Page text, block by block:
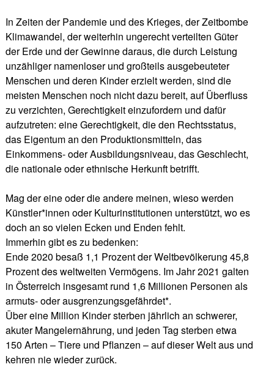
In Zeiten der Pandemie und des Krieges, der Zeitbombe
Klimawandel, der weiterhin ungerecht verteilten Güter
der Erde und der Gewinne daraus, die durch Leistung
unzähliger namenloser und großteils ausgebeuteter
Menschen und deren Kinder erzielt werden, sind die
meisten Menschen noch nicht dazu bereit, auf Überfluss
zu verzichten, Gerechtigkeit einzufordern und dafür
aufzutreten: eine Gerechtigkeit, die den Rechtsstatus,
das Eigentum an den Produktionsmitteln, das
Einkommens- oder Ausbildungsniveau, das Geschlecht,
die nationale oder ethnische Herkunft betrifft.
Mag der eine oder die andere meinen, wieso werden
Künstler*innen oder Kulturinstitutionen unterstützt, wo es
doch an so vielen Ecken und Enden fehlt.
Immerhin gibt es zu bedenken:
Ende 2020 besaß 1,1 Prozent der Weltbevölkerung 45,8
Prozent des weltweiten Vermögens. Im Jahr 2021 galten
in Österreich insgesamt rund 1,6 Millionen Personen als
armuts- oder ausgrenzungsgefährdet*.
Über eine Million Kinder sterben jährlich an schwerer,
akuter Mangelernährung, und jeden Tag sterben etwa
150 Arten – Tiere und Pflanzen – auf dieser Welt aus und
kehren nie wieder zurück.